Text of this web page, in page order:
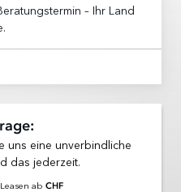
– Ihr Land
uns eine unverbindliche
das jederzeit.
Leasen ab CHF